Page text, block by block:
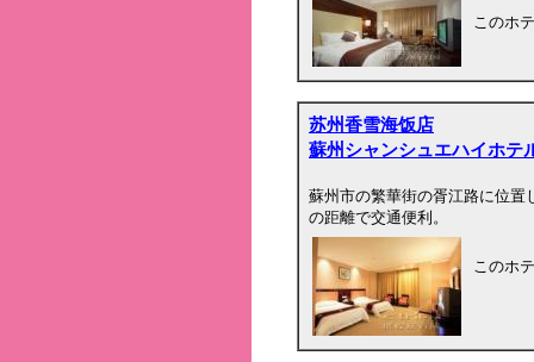
このホ
苏州香雪海饭店
蘇州シャンシュエハイホテ
蘇州市の繁華街の胥江路に位置
の距離で交通便利。
このホ